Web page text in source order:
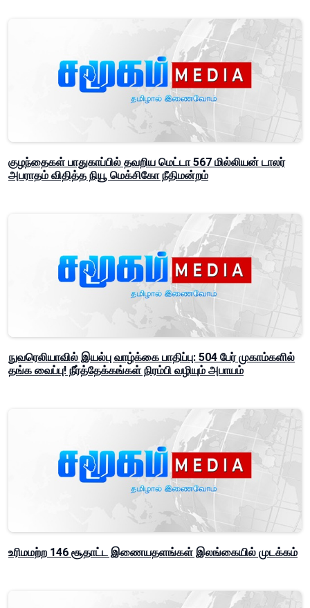
குழந்தைகள் பாதுகாப்பில் தவறிய மெட்டா 567 மில்லியன் டாலர்
அபராதம் விதித்த நியூ மெக்சிகோ நீதிமன்றம்
நுவரெலியாவில் இயல்பு வாழ்க்கை பாதிப்பு: 504 பேர் முகாம்களில்
தங்க வைப்பு! நீர்த்தேக்கங்கள் நிரம்பி வழியும் அபாயம்
உரிமமற்ற 146 சூதாட்ட இணையதளங்கள் இலங்கையில் முடக்கம்